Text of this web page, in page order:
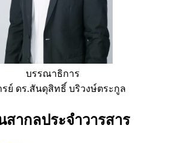
บรรณาธิการ
รย์ ดร.สันดุสิทธิ์ บริวงษ์ตระกูล
สากลประจำวารสาร